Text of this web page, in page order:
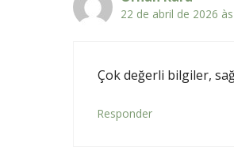
22 de abril de 2026
Çok değerli bilgiler,
Responder